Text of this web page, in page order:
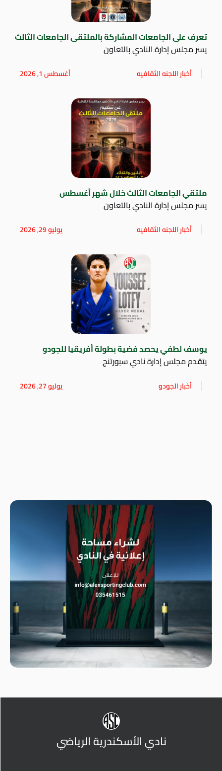
تعرف على الجامعات المشاركة بالملتقى الجامعات الثالث
يسر مجلس إدارة النادي بالتعاون
أخبار اللجنه الثقافيه أغسطس 1, 2026
ملتقي الجامعات الثالث خلال شهر أغسطس
يسر مجلس إدارة النادي بالتعاون
أخبار اللجنه الثقافيه يوليو 29, 2026
يوسف لطفي يحصد فضية بطولة أفريقيا للجودو
يتقدم مجلس إدارة نادي سبورتنج
أخبار الجودو يوليو 27, 2026
نادي الأسكندرية الرياضي